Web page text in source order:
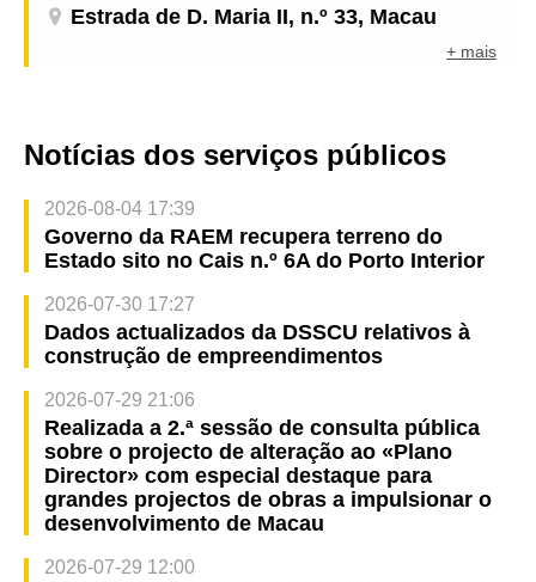
Estrada de D. Maria II, n.º 33, Macau
+ mais
Notícias dos serviços públicos
2026-08-04 17:39
Governo da RAEM recupera terreno do
Estado sito no Cais n.º 6A do Porto Interior
2026-07-30 17:27
Dados actualizados da DSSCU relativos à
construção de empreendimentos
2026-07-29 21:06
Realizada a 2.ª sessão de consulta pública
sobre o projecto de alteração ao «Plano
Director» com especial destaque para
grandes projectos de obras a impulsionar o
desenvolvimento de Macau
2026-07-29 12:00